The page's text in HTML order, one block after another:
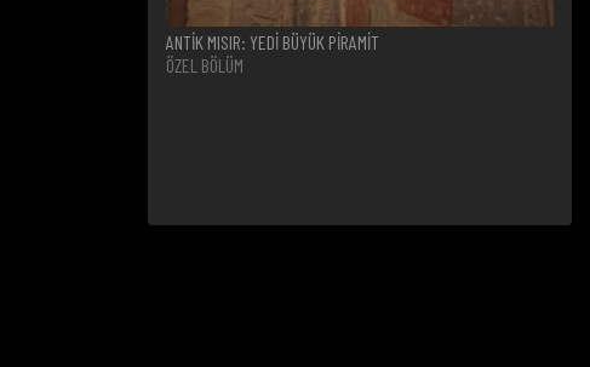
ANTİK MISIR: YEDİ BÜYÜK PİRAMİT
ÖZEL BÖLÜM